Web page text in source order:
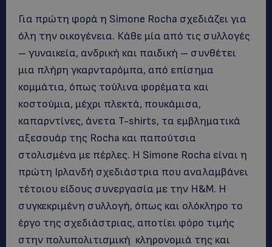
Για πρώτη φορά η Simone Rocha σχεδιάζει για
όλη την οικογένεια. Κάθε μία από τις συλλογές
– γυναικεία, ανδρική και παιδική – συνθέτει
μια πλήρη γκαρνταρόμπα, από επίσημα
κομμάτια, όπως τούλινα φορέματα και
κοστούμια, μέχρι πλεκτά, πουκάμισα,
καπαρντίνες, άνετα T-shirts, τα εμβληματικά
αξεσουάρ της Rocha και παπούτσια
στολισμένα με πέρλες. Η Simone Rocha είναι η
πρώτη Ιρλανδή σχεδιάστρια που αναλαμβάνει
τέτοιου είδους συνεργασία με την H&M. Η
συγκεκριμένη συλλογή, όπως και ολόκληρο το
έργο της σχεδιάστριας, αποτίει φόρο τιμής
στην πολυπολιτισμική κληρονομιά της και